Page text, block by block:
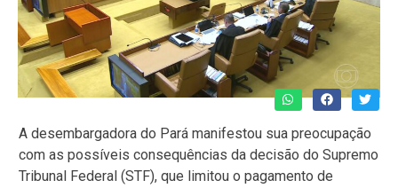
A desembargadora do Pará manifestou sua preocupação
com as possíveis consequências da decisão do Supremo
Tribunal Federal (STF), que limitou o pagamento de